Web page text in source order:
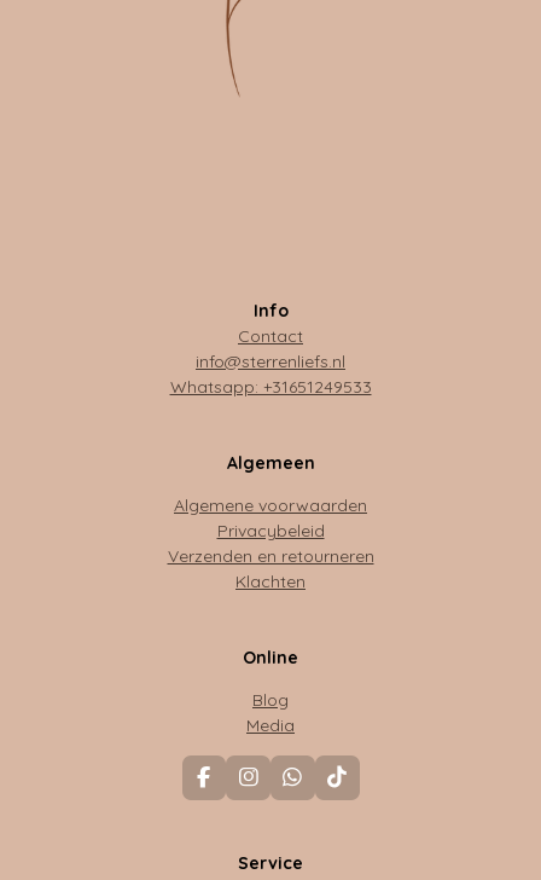
Info
Contact
info@sterrenliefs.nl
Whatsapp: +31651249533
Algemeen
Algemene voorwaarden
Privacybeleid
Verzenden en retourneren
Klachten
Online
Blog
Media
F
a
I
n
a
W
h
s
T
i
Service